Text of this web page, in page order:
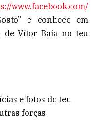
www.facebook.com/
e conhece em
de Vítor Baía no teu
e fotos do teu
forças